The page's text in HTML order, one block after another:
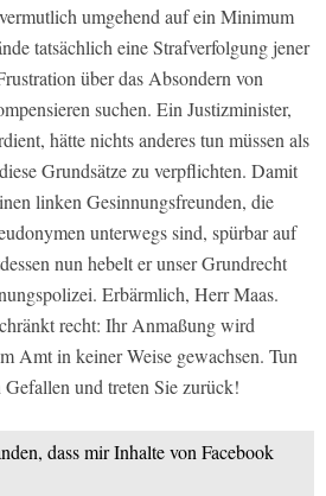
umgehend auf ein Minimum
tatsächlich eine Strafverfolgung jener
über das Absondern von
suchen. Ein Justizminister,
hätte nichts anderes tun müssen als
Grundsätze zu verpflichten. Damit
linken Gesinnungsfreunden, die
unterwegs sind, spürbar auf
nun hebelt er unser Grundrecht
Erbärmlich, Herr Maas.
recht: Ihr Anmaßung wird
Amt in keiner Weise gewachsen. Tun
Gefallen und treten Sie zurück!
dass mir Inhalte von Facebook